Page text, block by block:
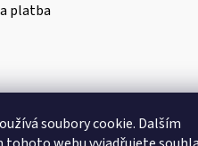
soubory cookie. Dalším
platba